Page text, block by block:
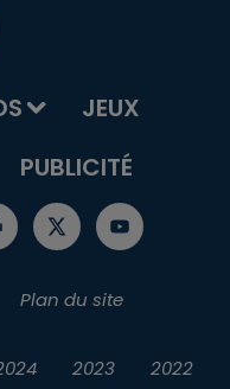
JEUX
PUBLICITÉ
Plan du site
2023 2022